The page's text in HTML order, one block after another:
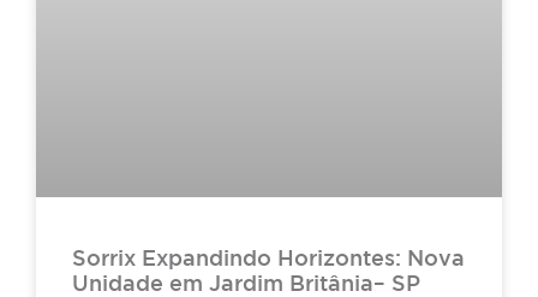
Sorrix Expandindo Horizontes: Nova
Unidade em Jardim Britânia– SP